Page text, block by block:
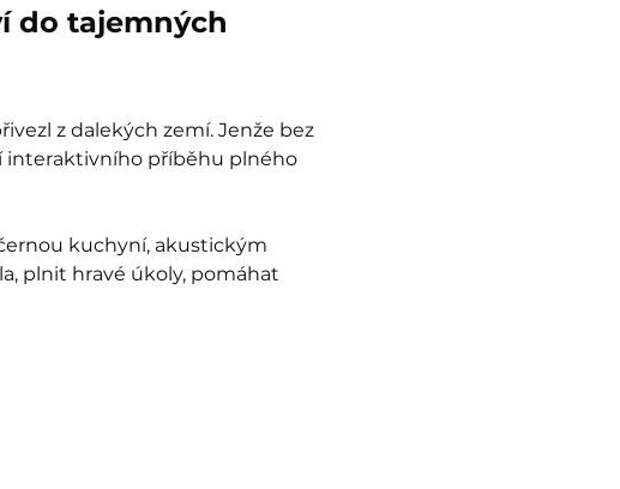
do tajemných
z dalekých zemí. Jenže bez
interaktivního příběhu plného
kuchyní, akustickým
plnit hravé úkoly, pomáhat